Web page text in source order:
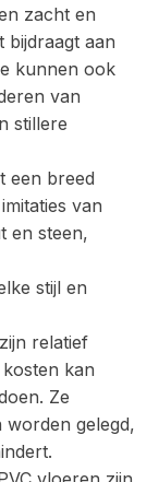
zacht en
aan
kunnen ook
van
stillere
een breed
van
en steen,
stijl en
relatief
kan
Ze
gelegd,